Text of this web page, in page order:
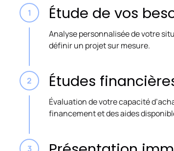
Étude de vos
Analyse personnalisée de votre
définir un projet sur mesure.
Études
Évaluation de votre capacité
financement et des aides